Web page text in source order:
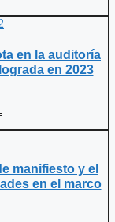
en la auditoría
en 2023
manifiesto y el
en el marco